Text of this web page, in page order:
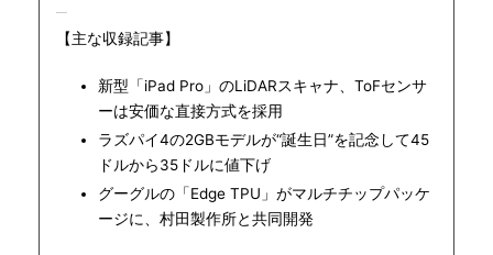
【主な収録記事】
新型「iPad Pro」のLiDARスキャナ、ToFセンサ
ーは安価な直接方式を採用
ラズパイ4の2GBモデルが“誕生日”を記念して45
ドルから35ドルに値下げ
グーグルの「Edge TPU」がマルチチップパッケ
ージに、村田製作所と共同開発